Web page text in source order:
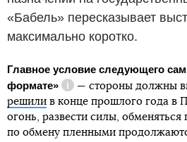
«Бабель» пересказывает
максимально коротко.
Главное условие следующего
формате»
Справка
— стороны должны
решили в конце прошлого года в
огонь, развести силы,
по обмену пленными